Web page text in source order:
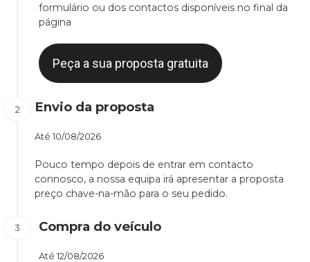
formulário ou dos contactos disponíveis no final da
página
Peça a sua proposta gratuita
Envio da proposta
Até 10/08/2026
Pouco tempo depois de entrar em contacto
connosco, a nossa equipa irá apresentar a proposta
preço chave-na-mão para o seu pedido.
Compra do veículo
Até 12/08/2026